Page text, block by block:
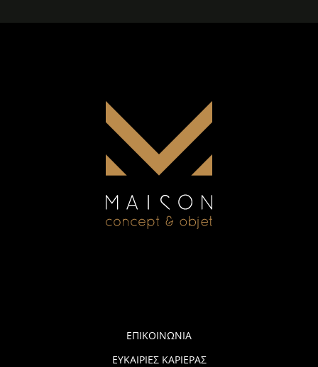
ΕΠΙΚΟΙΝΩΝΙΑ
ΕΥΚΑΙΡΙΕΣ ΚΑΡΙΕΡΑΣ